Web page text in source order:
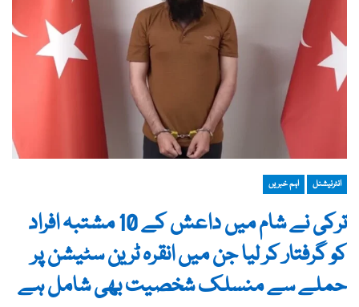
انٹرنیشنل اہم خبریں
ترکی نے شام میں داعش کے 10 مشتبہ افراد
کو گرفتار کر لیا جن میں انقرہ ٹرین سٹیشن پر
حملے سے منسلک شخصیت بھی شامل ہے